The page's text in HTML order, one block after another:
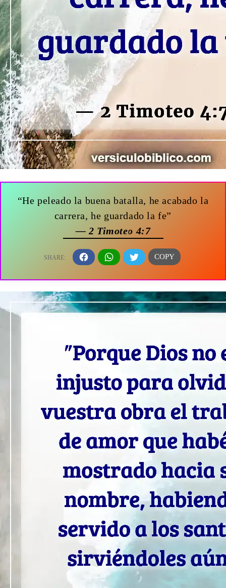
“He peleado la buena batalla, he acabado la
carrera, he guardado la fe”
— 2 Timoteo 4:7